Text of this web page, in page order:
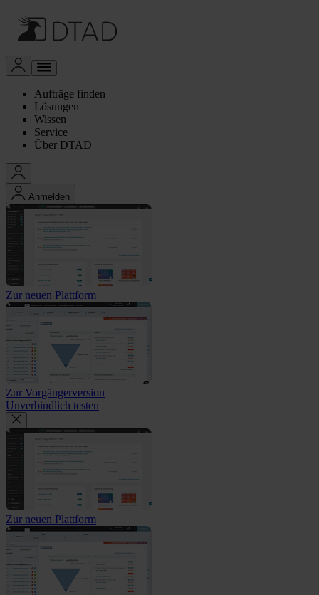
Aufträge finden
Lösungen
Wissen
Service
Über DTAD
Anmelden
Zur neuen Plattform
Zur Vorgängerversion
Unverbindlich testen
Zur neuen Plattform